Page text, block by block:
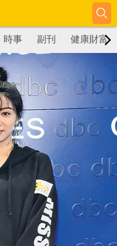
時事 副刊 健康財富